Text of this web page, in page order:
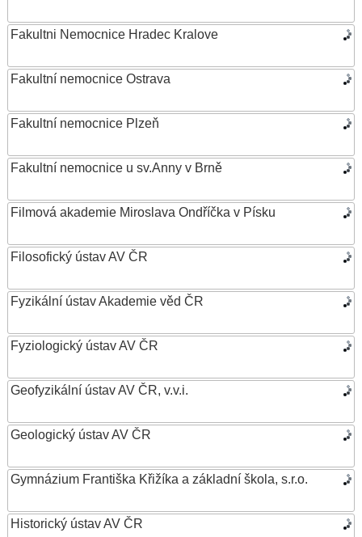
Fakultni Nemocnice Hradec Kralove
Fakultní nemocnice Ostrava
Fakultní nemocnice Plzeň
Fakultní nemocnice u sv.Anny v Brně
Filmová akademie Miroslava Ondříčka v Písku
Filosofický ústav AV ČR
Fyzikální ústav Akademie věd ČR
Fyziologický ústav AV ČR
Geofyzikální ústav AV ČR, v.v.i.
Geologický ústav AV ČR
Gymnázium Františka Křižíka a základní škola, s.r.o.
Historický ústav AV ČR